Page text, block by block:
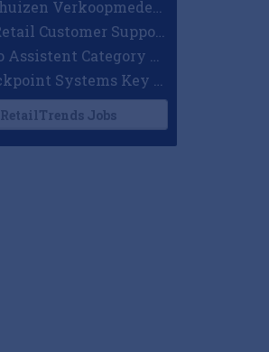
EK Retail Customer Support Omnichannel
RetailTrends Jobs